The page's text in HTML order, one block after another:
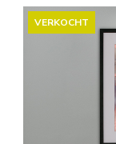
VERKOCHT